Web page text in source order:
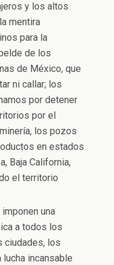
y los altos
mentira
para la
de los
de México, que
ni callar; los
por detener
por el
los pozos
en estados
Baja California,
el territorio
una
a todos los
ciudades, los
incansable